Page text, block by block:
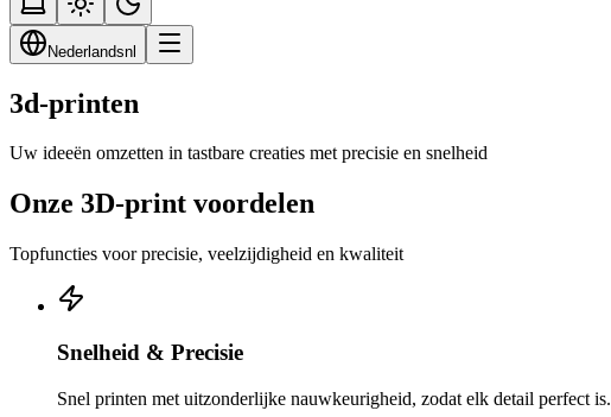
Nederlandsnl
3d-printen
Uw ideeën omzetten in tastbare creaties met precisie en snelheid
Onze 3D-print voordelen
Topfuncties voor precisie, veelzijdigheid en kwaliteit
Snelheid & Precisie
Snel printen met uitzonderlijke nauwkeurigheid, zodat elk detail perfect is.